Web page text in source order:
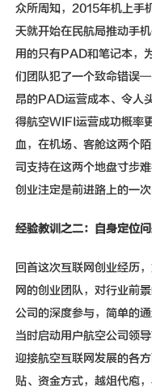
众所周知，2015年机上手机仍然不允许使用，虽然老鹰从从业第一
天就开始在民航局推动手
用的只有PAD和笔记本，
们团队犯了一个致命错误
昂的PAD运营成本、令人
得航空WIFI运营成功概率
血，在机场、客舱这两个
司支持在这两个地盘寸步
创业注定是前进路上的一次
经验教训之二：自身定位
回首这次互联网创业经历，第一教训就是越位，作为看好航空互联
网的创业团队，对行业前
公司的深度参与，简单的
当时启动用户航空公司领
迎接航空互联网发展的各
贴、资金方式，越俎代庖